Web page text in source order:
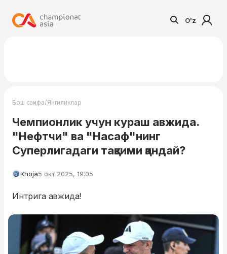
O'z
Бош саҳифа/Янгиликлар
Чемпионлик учун кураш авжида.
"Нефтчи" ва "Насаф"нинг
Суперлигадаги тақвими қандай?
Khoja5 окт 2025, 19:05
Интрига авжида!